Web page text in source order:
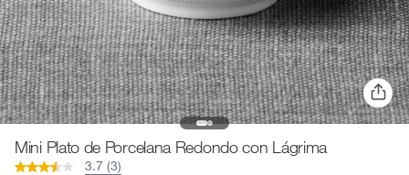
Mini Plato de Porcelana Redondo con Lágrima
3.7 (3)